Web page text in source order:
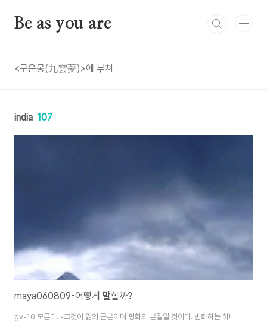
Be as you are
<구운몽(九雲夢)>에 부쳐
india 107
maya060809-어떻게 말할까?
gv-10 모른다. -그것이 앎의 근본이며 평화의 본질일 것이다. 변화하는 하나